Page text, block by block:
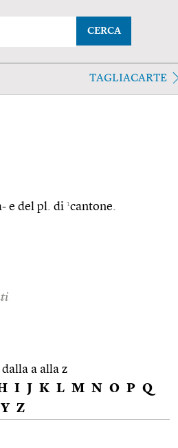
CERCA
TAGLIACARTE
e del pl. di 1cantone.
a alla z
I J K L M N O P Q
Y Z